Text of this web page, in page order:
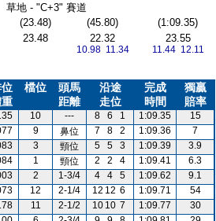
草地 - "C+3" 賽道
(23.48) (45.80)
(1:09.35)
23.48 22.32
10.98 11.34
23.55
11.44 12.11
檔位
頭馬
距離
沿途
走位
完成
時間
獨贏
賠率
10 --- 8 6 1 1:09.35
15
9 鼻位 7 8 2 1:09.36
7
3 頸位 5 5 3 1:09.39
3.9
1 頸位 2 2 4 1:09.41
6.3
2 1-3/4 4 4 5 1:09.62
9.1
12 2-1/4 12 12 6 1:09.71
54
11 2-1/2 10 10 7 1:09.77
30